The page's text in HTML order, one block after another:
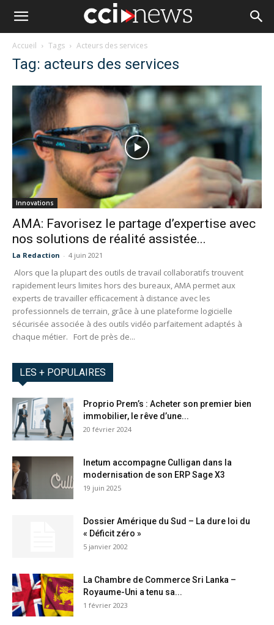
Accueil Tags Acteurs des services
Tag: acteurs des services
Innovations
AMA: Favorisez le partage d’expertise avec
nos solutions de réalité assistée...
La Redaction - 4 juin 2021
Alors que la plupart des outils de travail collaboratifs trouvent
rapidement leurs limites hors des bureaux, AMA permet aux
experts de travailler efficacement à distance avec les
professionnels de terrain, grâce à une plateforme logicielle
sécurisée associée à des outils vidéo parfaitement adaptés à
chaque métier. Fort de près de...
LES + POPULAIRES
Proprio Prem’s : Acheter son premier bien
immobilier, le rêve d’une...
20 février 2024
Inetum accompagne Culligan dans la
modernisation de son ERP Sage X3
19 juin 2025
Dossier Amérique du Sud – La dure loi du
« Déficit zéro »
5 janvier 2002
La Chambre de Commerce Sri Lanka –
Royaume-Uni a tenu sa...
1 février 2023